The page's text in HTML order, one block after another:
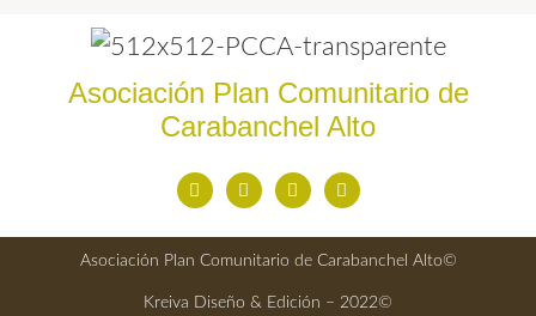
Asociación Plan Comunitario de
Carabanchel Alto
Asociación Plan Comunitario de Carabanchel Alto©
Kreiva Diseño & Edición – 2022©